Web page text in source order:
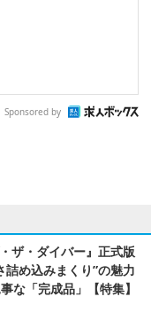
Sponsored by
ザ・ダイバー』正式版
め込みまくり”の魅力
な「完成品」【特集】